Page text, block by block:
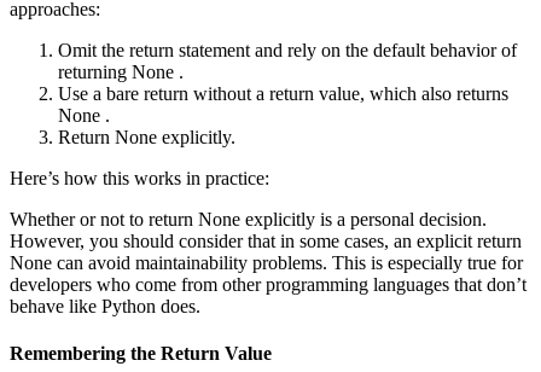
approaches:
Omit the return statement and rely on the default behavior of
returning None .
Use a bare return without a return value, which also returns
None .
Return None explicitly.
Here’s how this works in practice:
Whether or not to return None explicitly is a personal decision.
However, you should consider that in some cases, an explicit return
None can avoid maintainability problems. This is especially true for
developers who come from other programming languages that don’t
behave like Python does.
Remembering the Return Value